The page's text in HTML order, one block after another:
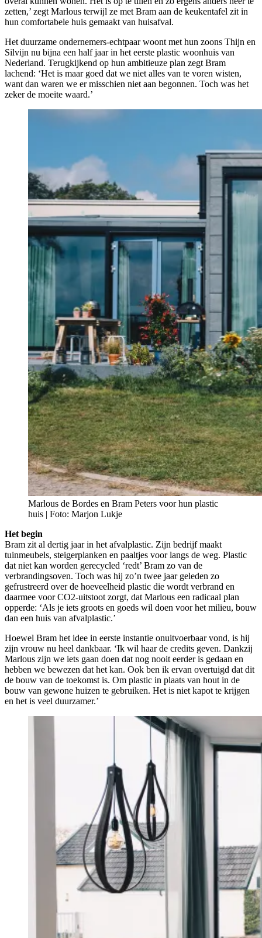
zetten,’ zegt Marlous terwijl ze met Bram aan de keukentafel zit in
hun comfortabele huis gemaakt van huisafval.
Het duurzame ondernemers-echtpaar woont met hun zoons Thijn en
Silvijn nu bijna een half jaar in het eerste plastic woonhuis van
Nederland. Terugkijkend op hun ambitieuze plan zegt Bram
lachend: ‘Het is maar goed dat we niet alles van te voren wisten,
want dan waren we er misschien niet aan begonnen. Toch was het
zeker de moeite waard.’
Marlous de Bordes en Bram Peters voor hun plastic
huis | Foto: Marjon Lukje
Het begin
Bram zit al dertig jaar in het afvalplastic. Zijn bedrijf maakt
tuinmeubels, steigerplanken en paaltjes voor langs de weg. Plastic
dat niet kan worden gerecycled ‘redt’ Bram zo van de
verbrandingsoven. Toch was hij zo’n twee jaar geleden zo
gefrustreerd over de hoeveelheid plastic die wordt verbrand en
daarmee voor CO2-uitstoot zorgt, dat Marlous een radicaal plan
opperde: ‘Als je iets groots en goeds wil doen voor het milieu, bouw
dan een huis van afvalplastic.’
Hoewel Bram het idee in eerste instantie onuitvoerbaar vond, is hij
zijn vrouw nu heel dankbaar. ‘Ik wil haar de credits geven. Dankzij
Marlous zijn we iets gaan doen dat nog nooit eerder is gedaan en
hebben we bewezen dat het kan. Ook ben ik ervan overtuigd dat dit
de bouw van de toekomst is. Om plastic in plaats van hout in de
bouw van gewone huizen te gebruiken. Het is niet kapot te krijgen
en het is veel duurzamer.’